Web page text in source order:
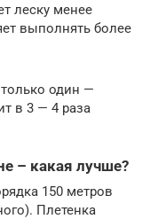
леску менее
выполнять более
один —
в 3 — 4 раза
– какая лучше?
150 метров
Плетенка